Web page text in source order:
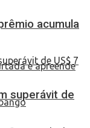
acumula
superávit de